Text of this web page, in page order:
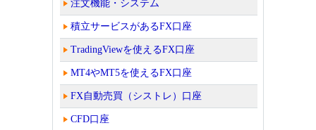
注文機能・システム
積立サービスがあるFX口座
TradingViewを使えるFX口座
MT4やMT5を使えるFX口座
FX自動売買（シストレ）口座
CFD口座